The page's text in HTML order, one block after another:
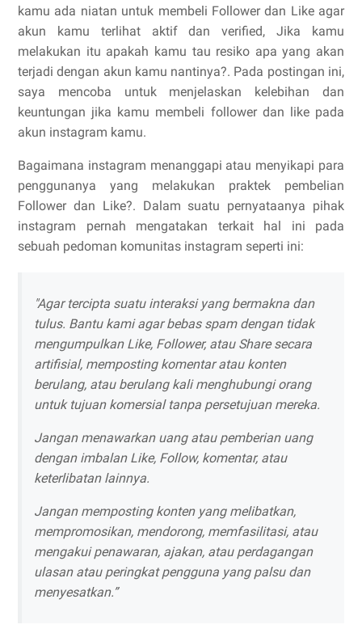
kamu ada niatan untuk membeli Follower dan Like agar
akun kamu terlihat aktif dan verified, Jika kamu
melakukan itu apakah kamu tau resiko apa yang akan
terjadi dengan akun kamu nantinya?. Pada postingan ini,
saya mencoba untuk menjelaskan kelebihan dan
keuntungan jika kamu membeli follower dan like pada
akun instagram kamu.
Bagaimana instagram menanggapi atau menyikapi para
penggunanya yang melakukan praktek pembelian
Follower dan Like?. Dalam suatu pernyataanya pihak
instagram pernah mengatakan terkait hal ini pada
sebuah pedoman komunitas instagram seperti ini:
"Agar tercipta suatu interaksi yang bermakna dan
tulus. Bantu kami agar bebas spam dengan tidak
mengumpulkan Like, Follower, atau Share secara
artifisial, memposting komentar atau konten
berulang, atau berulang kali menghubungi orang
untuk tujuan komersial tanpa persetujuan mereka.
Jangan menawarkan uang atau pemberian uang
dengan imbalan Like, Follow, komentar, atau
keterlibatan lainnya.
Jangan memposting konten yang melibatkan,
mempromosikan, mendorong, memfasilitasi, atau
mengakui penawaran, ajakan, atau perdagangan
ulasan atau peringkat pengguna yang palsu dan
menyesatkan.”